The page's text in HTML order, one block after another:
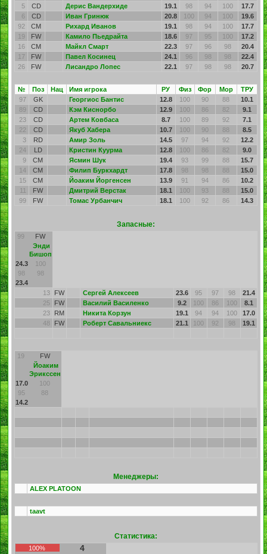
5
CD Дерис Вандерхиде 19.1 98 94 100
17.7
6
CD Иван Гринюк 20.8 100 94 100
19.6
92
CM Рихард Иванов 19.1 98 94 100
17.7
19
FW Камило Пьедрайта 18.6 97 95 100
17.2
16
CM Майкл Смарт 22.3 97 96 98
20.4
17
FW Павел Косинец 24.1 96 98 98
22.4
26
FW Лисандро Лопес 22.1 97 98 98 20.7
№ Поз Нац Имя игрока РУ Физ Фор Мор
ТРУ
97
GK Георгиос Бантис 12.8 100 90 88
10.1
89
CD Кэм Киснорбо 12.9 100 86 82
9.1
23
CD Артем Ковбаса 8.7 100 89 92
7.1
22
CD Якуб Хабера 10.7 100 90 88
8.5
3
RD Амир Золь 14.5 97 94 92
12.2
24
LD Кристин Куурма 12.8 100 86 82
9.0
9
CM Ясмин Шук 19.4 93 99 88
15.7
14
CM Филип Буркхардт 17.8 98 98 88
15.0
15
CM Йоаким Йоргенсен 13.9 91 94 86
10.2
11
FW Дмитрий Верстак 18.1 100 93 88
15.0
99
FW Томас Урбанчич 18.1 100 92 86 14.3
Запасные:
99
FW
Энди
Бишоп
24.3
100
98
98
23.4
13
FW Сергей Алексеев 23.6 95 97 98
21.4
25
FW Василий Василенко 9.2 100 86 100
8.1
23
RM Никита Корзун 19.1 94 94 100
17.0
48
FW Роберт Савальниекс 21.1 100 92 98 19.1
19
FW
Йоаким
Эрикссен
17.0
100
95
88
14.2
Менеджеры:
ALEX PLATOON
taavt
Статистика:
100%
4